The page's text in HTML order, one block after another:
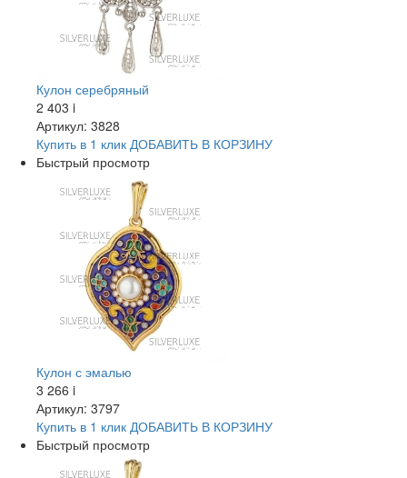
Кулон серебряный
2 403 i
Артикул: 3828
Купить в 1 клик ДОБАВИТЬ В КОРЗИНУ
Быстрый просмотр
Кулон с эмалью
3 266 i
Артикул: 3797
Купить в 1 клик ДОБАВИТЬ В КОРЗИНУ
Быстрый просмотр